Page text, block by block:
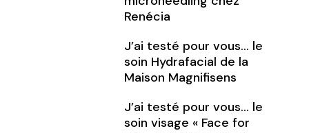
Renécia
J’ai testé pour vous… le
soin Hydrafacial de la
Maison Magnifisens
J’ai testé pour vous… le
soin visage « Face for